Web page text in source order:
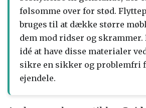
følsomme over for stød.
bruges til at dække større
dem mod ridser og skrammer.
idé at have disse materialer
sikre en sikker og problemfri
ejendele.